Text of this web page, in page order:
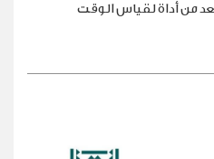
من أداة لقياس الوقت